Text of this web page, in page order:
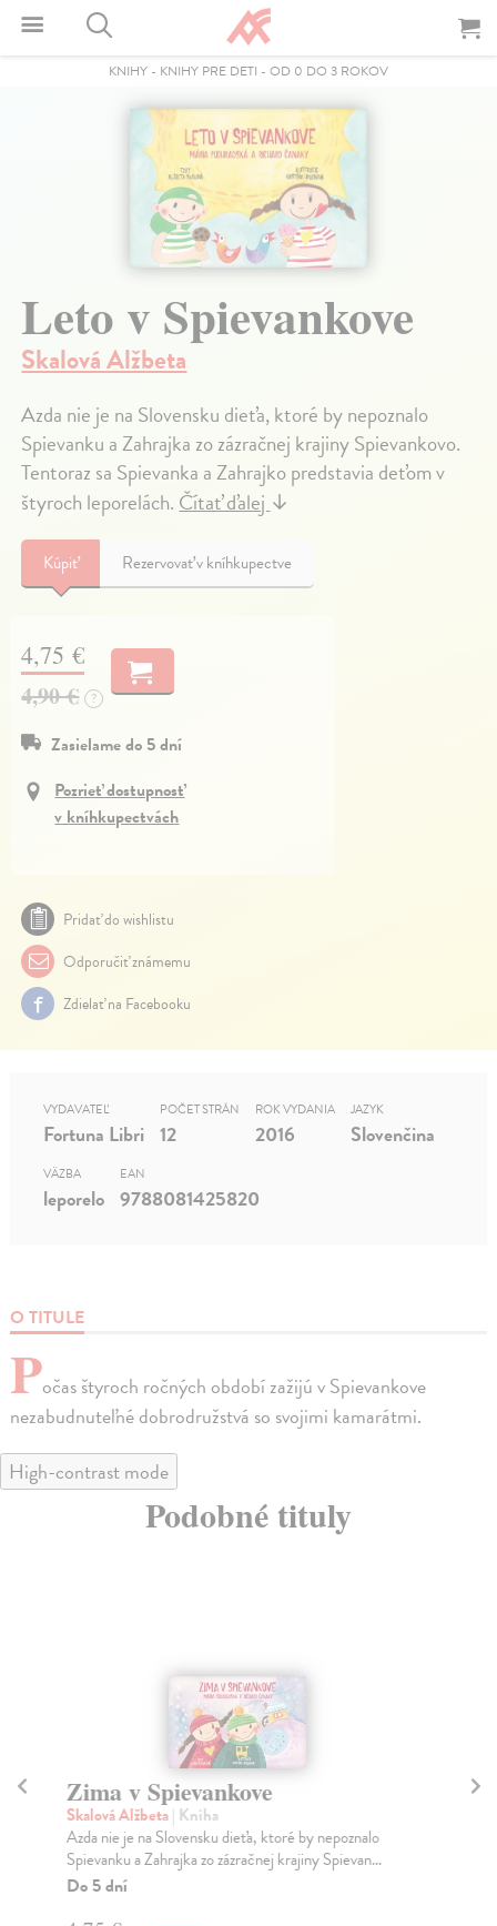
KNIHY - KNIHY PRE DETI - OD 0 DO 3 ROKOV
Leto v Spievankove
Skalová Alžbeta
Azda nie je na Slovensku dieťa, ktoré by nepoznalo
Spievanku a Zahrajka zo zázračnej krajiny Spievankovo.
Tentoraz sa Spievanka a Zahrajko predstavia deťom v
štyroch leporelách.Čítať ďalej↓
Kúpiť Rezervovať v kníhkupectve
4,75 €
4,90 € ?
Zasielame do 5 dní
Pozrieť dostupnosť
v kníhkupectvách
Pridať do wishlistu
Odporučiť známemu
Zdielať na Facebooku
O TITULE
Počas štyroch ročných období zažijú v Spievankove
nezabudnuteľné dobrodružstvá so svojimi kamarátmi.
VYDAVATEĽ
Fortuna Libri
POČET STRÁN
12
ROK VYDANIA
2016
JAZYK
Slovenčina
VÄZBA
leporelo
EAN
9788081425820
High-contrast mode
Podobné tituly
Zima v Spievankove
Skalová Alžbeta| Kniha
Azda nie je na Slovensku dieťa, ktoré by nepoznalo
Spievanku a Zahrajka zo zázračnej krajiny Spievan...
Do 5 dní